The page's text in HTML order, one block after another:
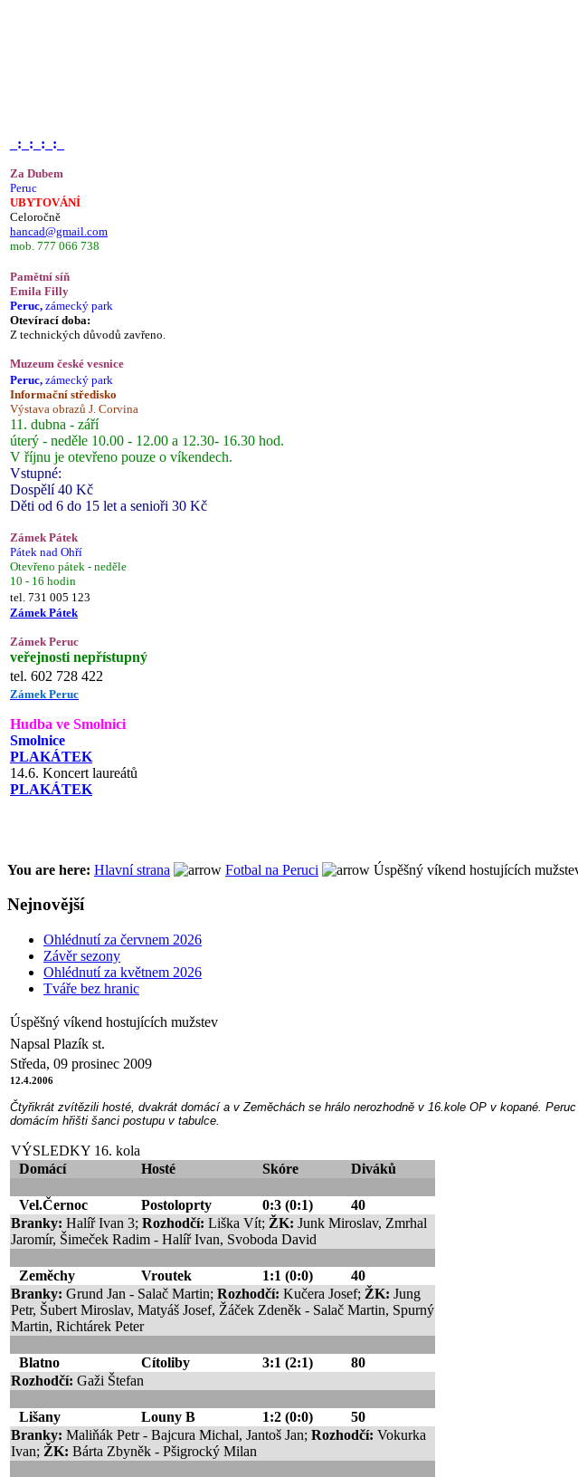
_:_:_:_:_
Za Dubem
Peruc
UBYTOVÁNÍ
Celoročně
hancad@gmail.com
mob. 777 066 738
Pamětní síň
Emila Filly
Peruc, zámecký park
Otevírací doba:
Z technických důvodů zavřeno.
Muzeum české vesnice
Peruc, zámecký park
Informační středisko
Výstava obrazů J. Corvina
11. dubna - září
úterý - neděle 10.00 - 12.00 a 12.30- 16.30 hod.
V říjnu je otevřeno pouze o víkendech.
Vstupné:
Dospělí 40 Kč
Děti od 6 do 15 let a senioři 30 Kč
Zámek Pátek
Pátek nad Ohří
Otevřeno pátek - neděle
10 - 16 hodin
tel. 731 005 123
Zámek Pátek
Zámek Peruc
veřejnosti nepřístupný
tel. 602 728 422
Zámek Peruc
Hudba ve Smolnici
Smolnice
PLAKÁTEK
14.6. Koncert laureátů
PLAKÁTEK
You are here: Hlavní strana Fotbal na Peruci Úspěšný víkend hostujících
Nejnovější
Ohlédnutí za červnem 2026
Závěr sezony
Ohlédnutí za květnem 2026
Tváře bez hranic
Úspěšný víkend hostujících mužstev
Napsal Plazík st.
Středa, 09 prosinec 2009
12.4.2006
Čtyřikrát zvítězili hosté, dvakrát domácí a v Zeměchách se hrálo nerozhodně v 16.kole OP v kopané.
domácím hřišti šanci postupu v tabulce.
VÝSLEDKY 16. kola
Domácí
Hosté Skóre Diváků
Vel.Černoc Postoloprty 0:3 (0:1)
40
Branky: Halíř Ivan 3; Rozhodčí: Liška Vít; ŽK: Junk Miroslav, Zmrhal
Jaromír, Šimeček Radim - Halíř Ivan, Svoboda David
Zeměchy Vroutek 1:1 (0:0)
40
Branky: Grund Jan - Salač Martin; Rozhodčí: Kučera Josef; ŽK: Jung
Petr, Šubert Miroslav, Matyáš Josef, Žáček Zdeněk - Salač Martin, Spurný
Martin, Richtárek Peter
Blatno Cítoliby 3:1 (2:1)
80
Rozhodčí: Gaži Štefan
Lišany Louny B 1:2 (0:0)
50
Branky: Maliňák Petr - Bajcura Michal, Jantoš Jan; Rozhodčí: Vokurka
Ivan; ŽK: Bárta Zbyněk - Pšigrocký Milan